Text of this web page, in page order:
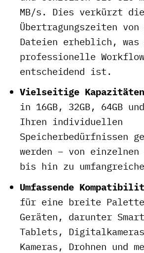
MB/s. Dies verkürzt die
Übertragungszeiten von
Dateien erheblich,
professionelle
entscheidend ist.
Vielseitige
in 16GB, 32GB, 64GB
Ihren individuellen
Speicherbedürfnissen
werden – von einzelnen
bis hin zu
Umfassende
für eine breite
Geräten, darunter
Tablets,
Kameras, Drohnen und